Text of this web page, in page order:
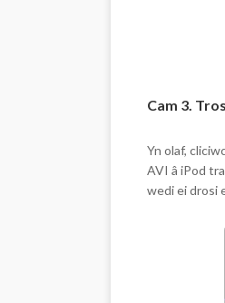
Cam 3.
Yn olaf,
AVI â iPod
wedi ei drosi